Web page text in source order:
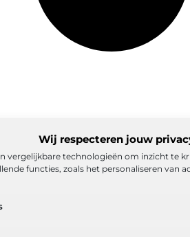
Wij respecteren jouw
vergelijkbare technologieën om inzicht te
functies, zoals het personaliseren
backlinks: de stille kracht achter